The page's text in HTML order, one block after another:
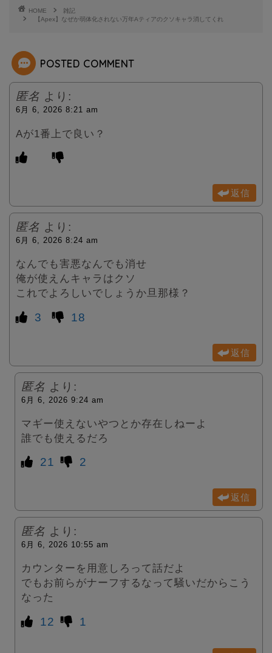
t
r
HOME
雑記
【Apex】なぜか弱体化されない万年Aティアのクソキャラ消してくれ
POSTED COMMENT
匿名 より:
6月 6, 2026 8:21 am
Aが1番上で良い？
返信
匿名 より:
6月 6, 2026 8:24 am
なんでも害悪なんでも消せ
俺が使えんキャラはクソ
これでよろしいでしょうか旦那様？
3 18
返信
匿名 より:
6月 6, 2026 9:24 am
マギー使えないやつとか存在しねーよ
誰でも使えるだろ
21 2
返信
匿名 より:
6月 6, 2026 10:55 am
カウンターを用意しろって話だよ
でもお前らがナーフするなって騒いだからこう
なった
12 1